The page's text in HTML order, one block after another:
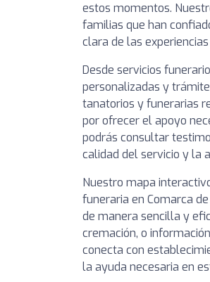
estos momentos.
familias que han
clara de las
Desde servicios
personalizadas y
tanatorios y funerarias
por ofrecer el apoyo
podrás consultar
calidad del servicio y la
Nuestro mapa
funeraria en Comarca
de manera sencilla y
cremación, o
conecta con
la ayuda necesaria en